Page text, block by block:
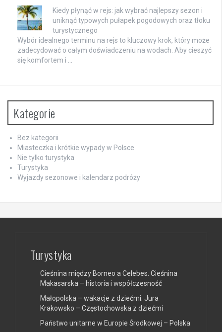
Kiedy płynąć w rejs: jak wybrać najlepszy sezon i
uniknąć typowych pułapek pogodowych oraz tłoku
turystycznego
Wybór idealnego terminu na rejs to kluczowy krok, który może
zadecydować o całym doświadczeniu na wodach. Aby cieszyć
się komfortem i …
Kategorie
Bez kategorii
Miasteczka i krótkie wypady w Polsce
Nie tylko turystyka
Turystyka
Wyjazdy sezonowe i kalendarz podróży
Turystyka
Cieśnina między Borneo a Celebes. Cieśnina
Makasarska – historia i współczesność
Małopolska – wakacje z dziećmi. Jura
Krakowsko – Częstochowska z dziećmi
Państwo unitarne w Europie Środkowej – Polska